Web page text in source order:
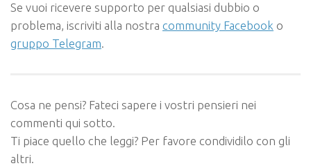
Se vuoi ricevere supporto per qualsiasi dubbio o
problema, iscriviti alla nostra community Facebook o
gruppo Telegram.
Cosa ne pensi? Fateci sapere i vostri pensieri nei
commenti qui sotto.
Ti piace quello che leggi? Per favore condividilo con gli
altri.